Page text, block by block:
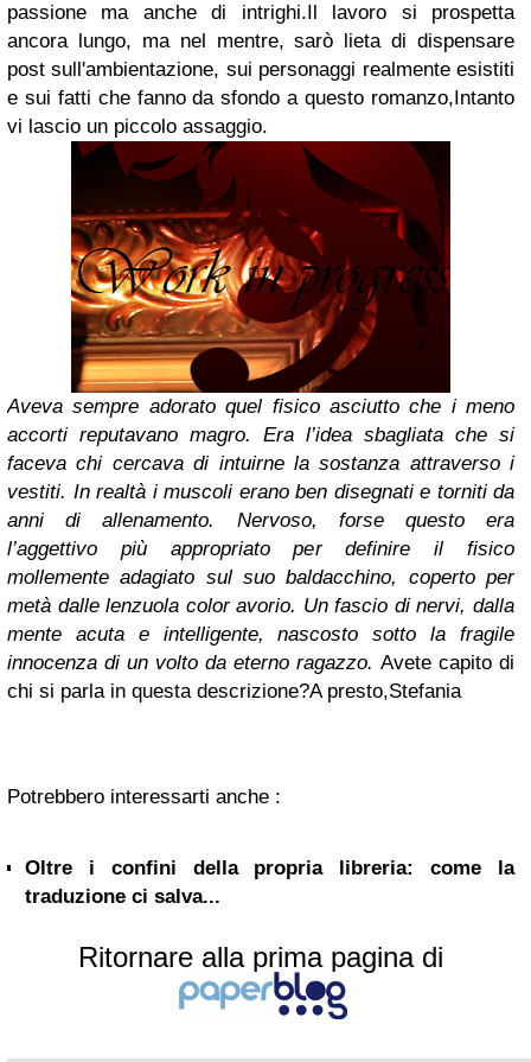
passione ma anche di intrighi.Il lavoro si prospetta
ancora lungo, ma nel mentre, sarò lieta di dispensare
post sull'ambientazione, sui personaggi realmente esistiti
e sui fatti che fanno da sfondo a questo romanzo,Intanto
vi lascio un piccolo assaggio.
Aveva sempre adorato quel fisico asciutto che i meno
accorti reputavano magro. Era l’idea sbagliata che si
faceva chi cercava di intuirne la sostanza attraverso i
vestiti. In realtà i muscoli erano ben disegnati e torniti da
anni di allenamento. Nervoso, forse questo era
l’aggettivo più appropriato per definire il fisico
mollemente adagiato sul suo baldacchino, coperto per
metà dalle lenzuola color avorio. Un fascio di nervi, dalla
mente acuta e intelligente, nascosto sotto la fragile
innocenza di un volto da eterno ragazzo. Avete capito di
chi si parla in questa descrizione?A presto,Stefania
Potrebbero interessarti anche :
Oltre i confini della propria libreria: come la
traduzione ci salva...
Ritornare alla prima pagina di